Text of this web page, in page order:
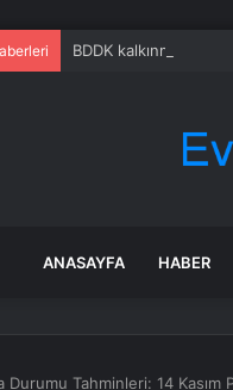
BDDK kalkınma ve
ANASAYFA HABER
Tahminleri: 14 Kasım